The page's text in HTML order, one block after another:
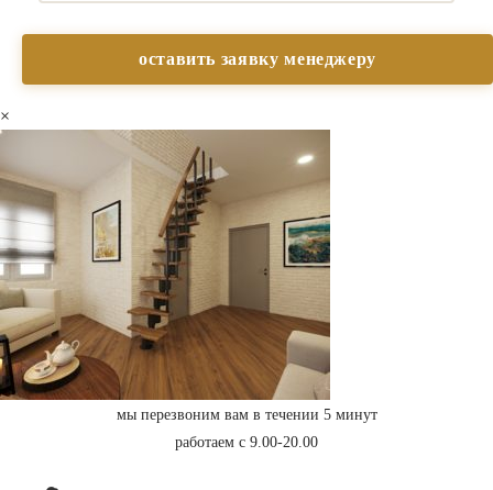
×
мы перезвоним вам в течении 5 минут
работаем с 9.00-20.00